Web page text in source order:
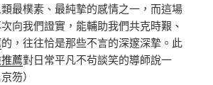
樸素、最純摯的感情之一，而這場
向我們證實，能輔助我們共克時艱、
的，往往恰是那些不言的深邃深摯。此
薦對日常平凡不茍談笑的導師說一
笏）